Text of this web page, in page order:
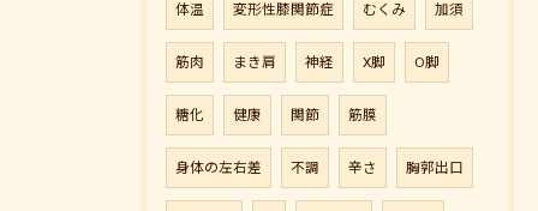
体温 変形性膝関節症 むくみ 加須
筋肉 まき肩 神経 X脚 O脚
糖化 健康 関節 筋膜
身体の左右差 不調 辛さ 胸郭出口